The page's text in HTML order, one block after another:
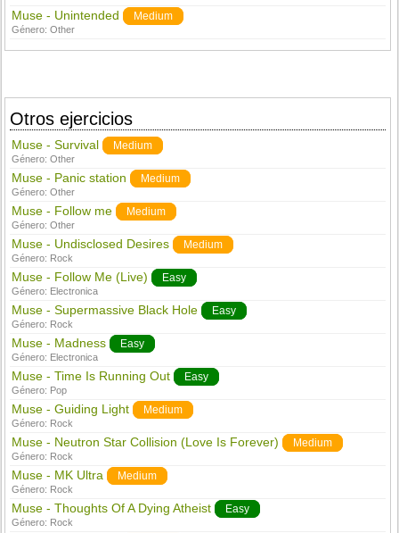
Muse - Unintended Medium
Género:Other
Otros ejercicios
Muse - Survival Medium
Género:Other
Muse - Panic station Medium
Género:Other
Muse - Follow me Medium
Género:Other
Muse - Undisclosed Desires Medium
Género: Rock
Muse - Follow Me (Live) Easy
Género: Electronica
Muse - Supermassive Black Hole Easy
Género: Rock
Muse - Madness Easy
Género: Electronica
Muse - Time Is Running Out Easy
Género: Pop
Muse - Guiding Light Medium
Género: Rock
Muse - Neutron Star Collision (Love Is Forever) Medium
Género: Rock
Muse - MK Ultra Medium
Género: Rock
Muse - Thoughts Of A Dying Atheist Easy
Género: Rock